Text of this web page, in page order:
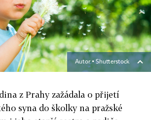
Autor ▪ Shutterstock
z Prahy zažádala o přijetí
syna do školky na pražské